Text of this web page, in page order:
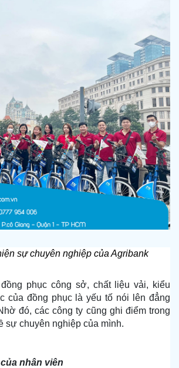
sự chuyên nghiệp của Agribank
phục công sở, chất liệu vải, kiểu
của đồng phục là yếu tố nói lên đẳng
đó, các công ty cũng ghi điểm trong
sự chuyên nghiệp của mình.
nhân viên